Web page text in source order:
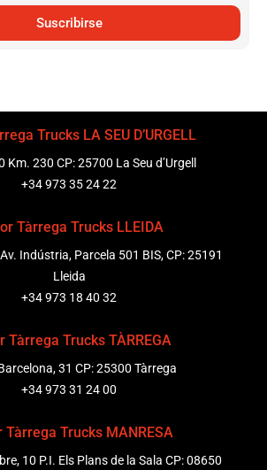
Suscribirse
Trucks LA SEU D’URGELL
Km. 230 CP: 25700 La Seu d’Urgell
+34 973 35 24 22
Tàrrega Trucks LLEIDA
Indústria, Parcela 501 BIS, CP: 25191
Lleida
+34 973 18 40 32
Tàrrega Trucks TÀRREGA
31 CP: 25300 Tàrrega
+34 973 31 24 00
Tàrrega Trucks MANRESA
10 P.I. Els Plans de la Sala CP: 08650